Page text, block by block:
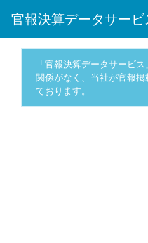
官報決算データサービ
「官報決算データサービ
関係がなく、当社が官報
ております。